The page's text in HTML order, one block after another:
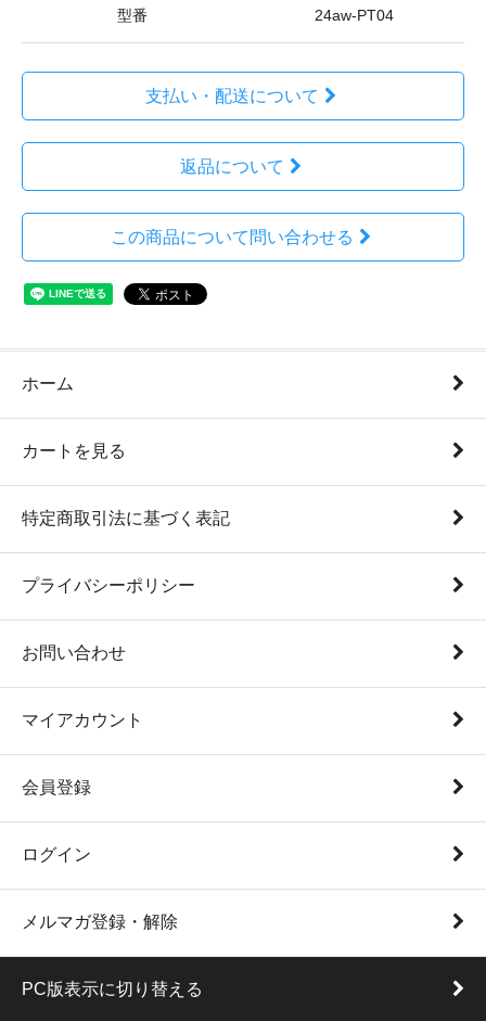
型番 24aw-PT04
支払い・配送について
返品について
この商品について問い合わせる
ホーム
カートを見る
特定商取引法に基づく表記
プライバシーポリシー
お問い合わせ
マイアカウント
会員登録
ログイン
メルマガ登録・解除
PC版表示に切り替える